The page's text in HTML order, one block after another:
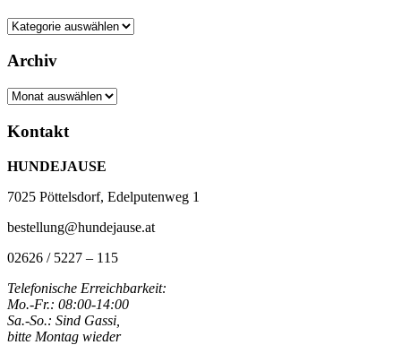
Kategorien
Archiv
Archiv
Kontakt
HUNDEJAUSE
7025 Pöttelsdorf, Edelputenweg 1
bestellung@hundejause.at
02626 / 5227 – 115
Telefonische Erreichbarkeit:
Mo.-Fr.: 08:00-14:00
Sa.-So.: Sind Gassi,
bitte Montag wieder